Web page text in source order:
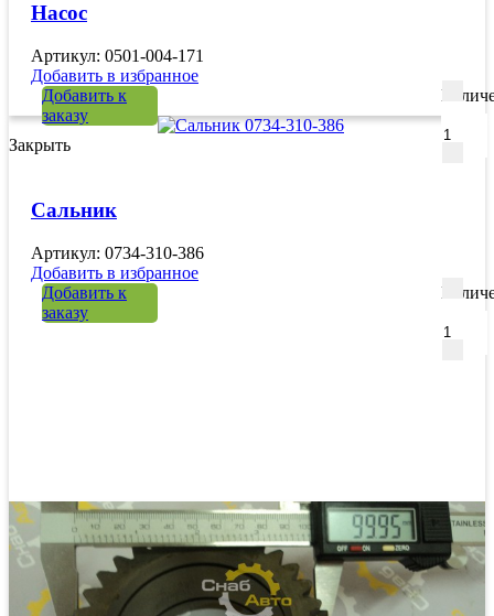
Насос
Артикул: 0501-004-171
Добавить в избранное
Добавить к
заказу
Закрыть
Сальник
Артикул: 0734-310-386
Добавить в избранное
Добавить к
заказу